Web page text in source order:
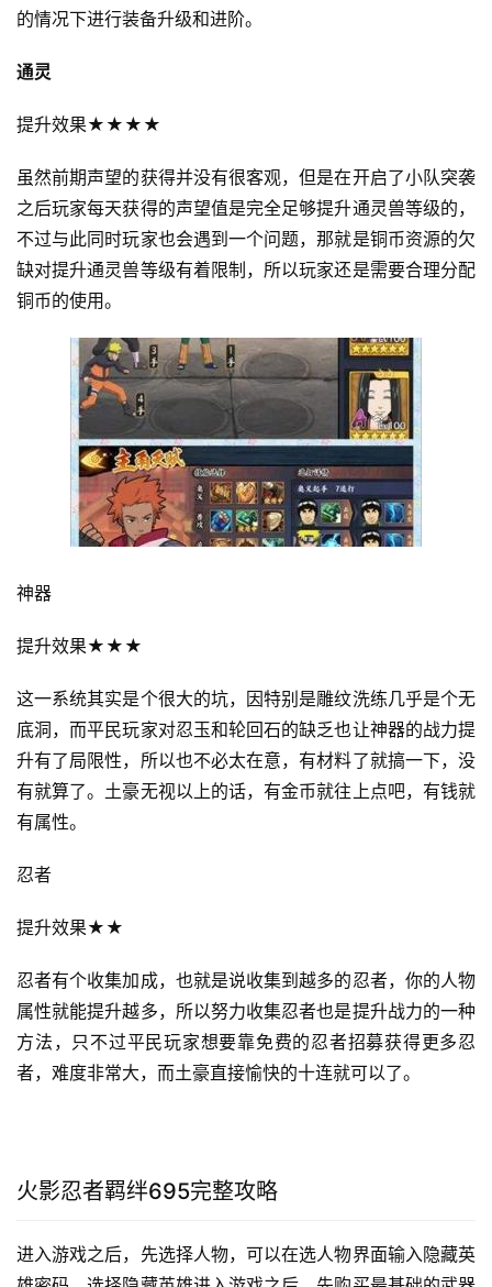
的情况下进行装备升级和进阶。
通灵
提升效果★★★★
虽然前期声望的获得并没有很客观，但是在开启了小队突袭
之后玩家每天获得的声望值是完全足够提升通灵兽等级的，
不过与此同时玩家也会遇到一个问题，那就是铜币资源的欠
缺对提升通灵兽等级有着限制，所以玩家还是需要合理分配
铜币的使用。
神器
提升效果★★★
这一系统其实是个很大的坑，因特别是雕纹洗练几乎是个无
底洞，而平民玩家对忍玉和轮回石的缺乏也让神器的战力提
升有了局限性，所以也不必太在意，有材料了就搞一下，没
有就算了。土豪无视以上的话，有金币就往上点吧，有钱就
有属性。
忍者
提升效果★★
忍者有个收集加成，也就是说收集到越多的忍者，你的人物
属性就能提升越多，所以努力收集忍者也是提升战力的一种
方法，只不过平民玩家想要靠免费的忍者招募获得更多忍
者，难度非常大，而土豪直接愉快的十连就可以了。
火影忍者羁绊695完整攻略
进入游戏之后，先选择人物，可以在选人物界面输入隐藏英